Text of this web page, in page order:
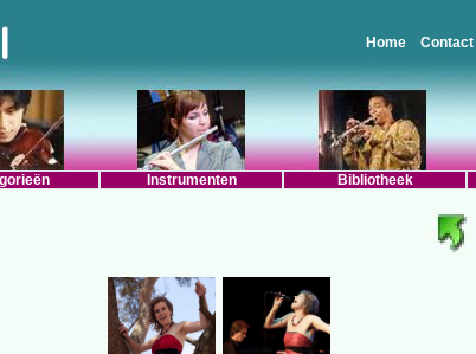
Home Contact
Instrumenten Bibliotheek